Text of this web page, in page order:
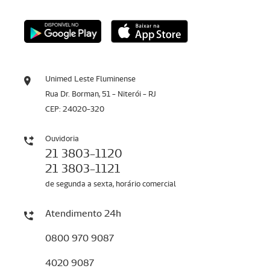
Unimed Leste Fluminense
Rua Dr. Borman, 51 - Niterói - RJ
CEP: 24020-320
Ouvidoria
21 3803-1120
21 3803-1121
de segunda a sexta, horário comercial
Atendimento 24h
0800 970 9087
4020 9087